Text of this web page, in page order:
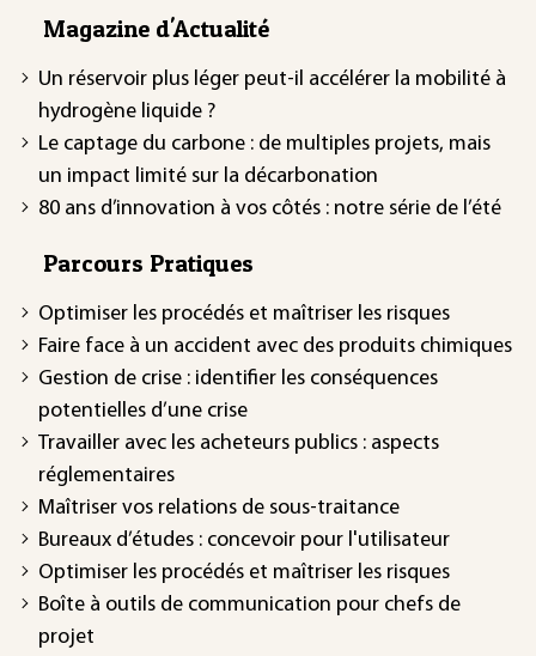
Magazine d'Actualité
Un réservoir plus léger peut-il accélérer la mobilité à
hydrogène liquide ?
Le captage du carbone : de multiples projets, mais
un impact limité sur la décarbonation
80 ans d’innovation à vos côtés : notre série de l’été
Parcours Pratiques
Optimiser les procédés et maîtriser les risques
Faire face à un accident avec des produits chimiques
Gestion de crise : identifier les conséquences
potentielles d’une crise
Travailler avec les acheteurs publics : aspects
réglementaires
Maîtriser vos relations de sous-traitance
Bureaux d’études : concevoir pour l'utilisateur
Optimiser les procédés et maîtriser les risques
Boîte à outils de communication pour chefs de
projet